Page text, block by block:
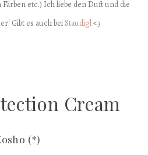
etc.) Ich liebe den Duft und die
Gibt es auch beiStaudigl<3
Cream
(*)